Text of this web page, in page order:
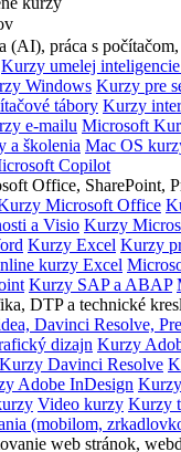
(AI), práca s
Kurzy umelej
Windows Kurzy pre
tábory Kurzy
e-mailu Microsoft
a školenia Mac OS
Copilot
Office, SharePoint,
Microsoft Office
a Visio Kurzy
Kurzy Excel Kurzy
kurzy Excel
Kurzy SAP a ABAP
DTP a technické
Davinci Resolve,
dizajn Kurzy
Kurzy Davinci Resolve
Adobe InDesign
Video kurzy Kurzy
(mobilom,
web stránok,